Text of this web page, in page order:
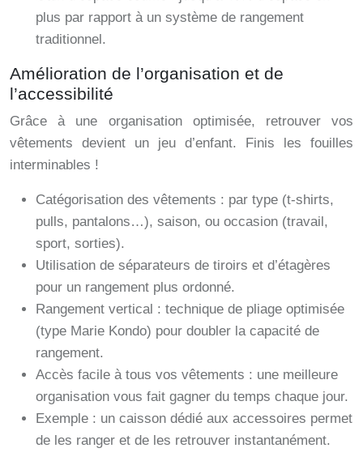
plus par rapport à un système de rangement
traditionnel.
Amélioration de l’organisation et de
l’accessibilité
Grâce à une organisation optimisée, retrouver vos
vêtements devient un jeu d’enfant. Finis les fouilles
interminables !
Catégorisation des vêtements : par type (t-shirts,
pulls, pantalons…), saison, ou occasion (travail,
sport, sorties).
Utilisation de séparateurs de tiroirs et d’étagères
pour un rangement plus ordonné.
Rangement vertical : technique de pliage optimisée
(type Marie Kondo) pour doubler la capacité de
rangement.
Accès facile à tous vos vêtements : une meilleure
organisation vous fait gagner du temps chaque jour.
Exemple : un caisson dédié aux accessoires permet
de les ranger et de les retrouver instantanément.